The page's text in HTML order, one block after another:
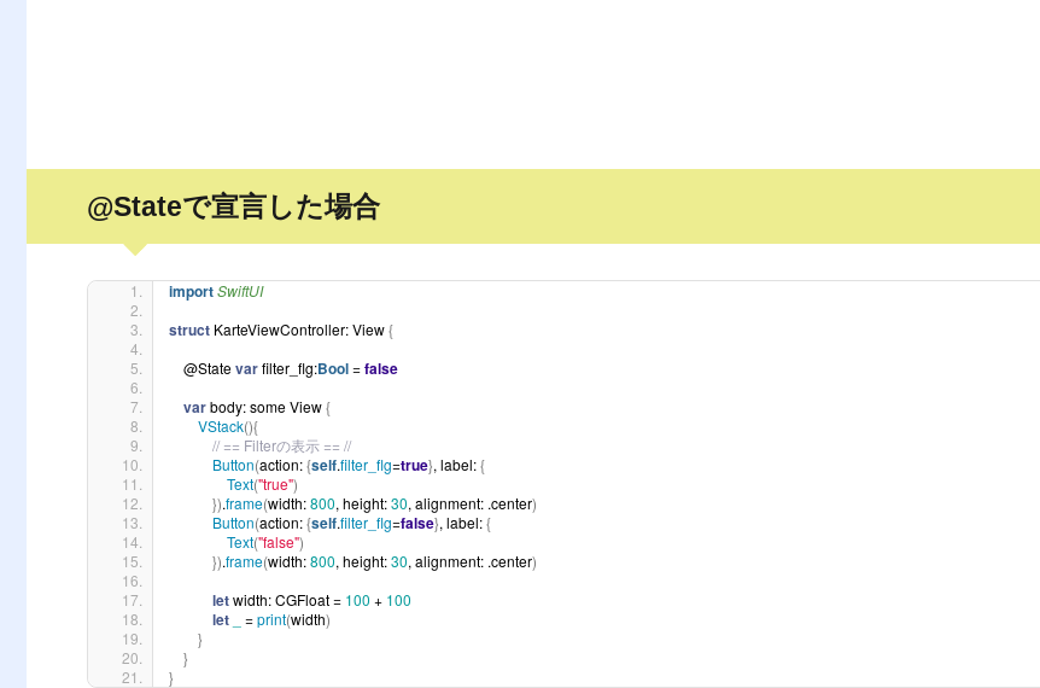
@Stateで宣言した場合
import SwiftUI
struct KarteViewController: View {
    @State
var filter_flg:Bool = false
var body: some View {
VStack(){
// == Filterの表示 == //
Button(action: {self.filter_flg=true}, label: {
Text("true")
}).frame(width: 800, height: 30, alignment: .center)
Button(action: {self.filter_flg=false}, label: {
Text("false")
}).frame(width: 800, height: 30, alignment: .center)
let width: CGFloat = 100 + 100
let = print(width)
}
}
}